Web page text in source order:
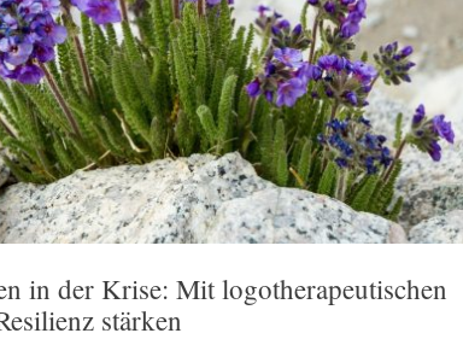
in der Krise: Mit logotherapeutischen
stärken